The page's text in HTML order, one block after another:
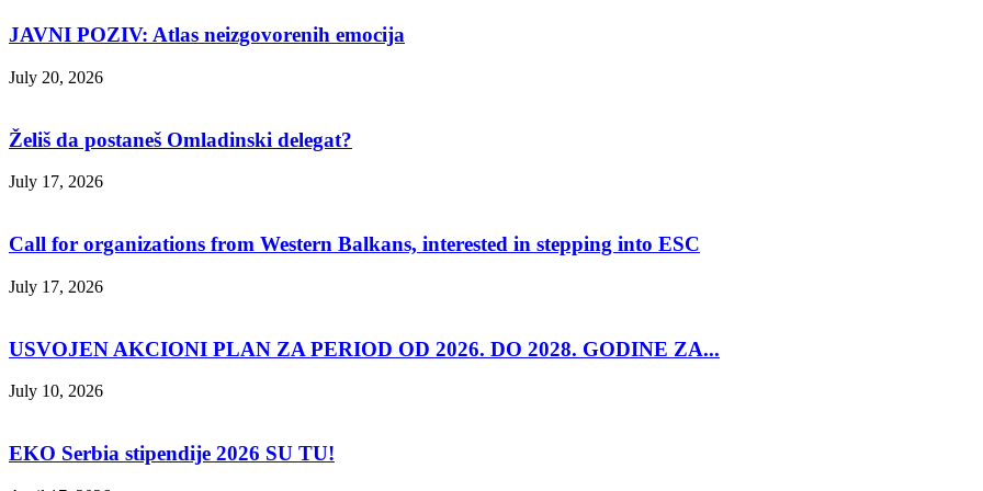
JAVNI POZIV: Atlas neizgovorenih emocija
July 20, 2026
Želiš da postaneš Omladinski delegat?
July 17, 2026
Call for organizations from Western Balkans, interested in stepping into ESC
July 17, 2026
USVOJEN AKCIONI PLAN ZA PERIOD OD 2026. DO 2028. GODINE ZA...
July 10, 2026
EKO Serbia stipendije 2026 SU TU!